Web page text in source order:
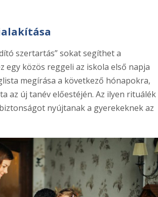
szertartás” sokat segíthet a
egy közös reggeli az iskola első napja
megírása a következő hónapokra,
az új tanév előestéjén. Az ilyen rituálék
nyújtanak a gyerekeknek az